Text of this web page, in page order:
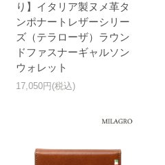
り】イタリア製ヌメ革タ
ンポナートレザーシリー
ズ（テラローザ）ラウン
ドファスナーギャルソン
ウォレット
17,050円(税込)